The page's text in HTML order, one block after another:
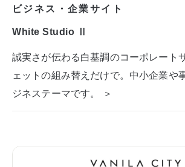
ビジネス・企業サイト
White Studio Ⅱ
誠実さが伝わる白基調のコーポレート
ェットの組み替えだけで。中小企業や
ジネステーマです。 ＞